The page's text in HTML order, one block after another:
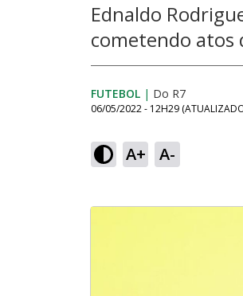
Ednaldo
cometendo atos
FUTEBOL | Do R7
06/05/2022 - 12H29
A+ A-